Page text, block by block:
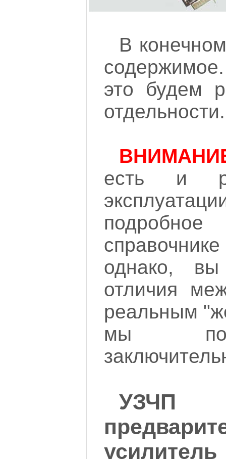
В
это будем
отдельности.
есть и
однако,
отличия
реальным
мы
усилитель